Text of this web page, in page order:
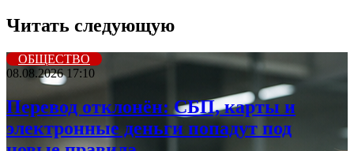
Читать следующую
ОБЩЕСТВО
08.08.2026 17:10
Перевод отклонён: СБП, карты и
электронные деньги попадут под